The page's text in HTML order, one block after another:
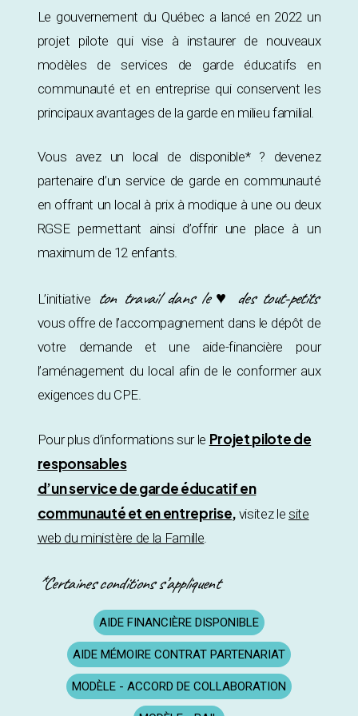
Le gouvernement du Québec a lancé en 2022 un
projet pilote qui vise à instaurer de nouveaux
modèles de services de garde éducatifs en
communauté et en entreprise qui conservent les
principaux avantages de la garde en milieu familial.
Vous avez un local de disponible* ? devenez
partenaire d’un service de garde en communauté
en offrant un local à prix à modique à une ou deux
RGSE permettant ainsi d’offrir une place à un
maximum de 12 enfants.
L’initiative ton travail dans le ♥ des tout-petits
vous offre de l’accompagnement dans le dépôt de
votre demande et une aide-financière pour
l’aménagement du local afin de le conformer aux
exigences du CPE.
Pour plus d’informations sur le Projet pilote de
responsables
d’un service de garde éducatif en
communauté et en entreprise, visitez le site
web du ministère de la Famille.
*Certaines conditions s’appliquent
AIDE FINANCIÈRE DISPONIBLE
AIDE MÉMOIRE CONTRAT PARTENARIAT
MODÈLE - ACCORD DE COLLABORATION